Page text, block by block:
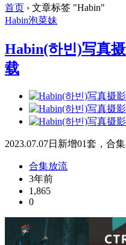
首页 › 文章标签 "Habin"
Habin泡菜妹
Habin(하빈)写真
载
2023.07.07日新增01套，合
合集放流
3年前
1,865
0